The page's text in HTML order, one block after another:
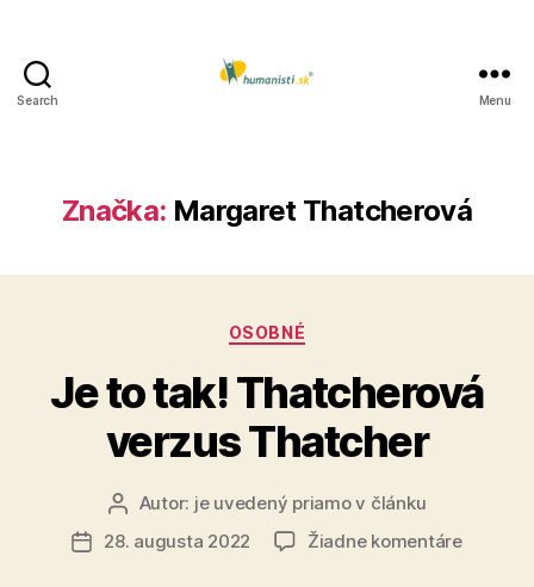
Search Menu
Značka: Margaret Thatcherová
Kategórie
OSOBNÉ
Je to tak! Thatcherová
verzus Thatcher
Autor
článku
Autor: je uvedený priamo v článku
Dátum
28. augusta 2022 Žiadne komentárena